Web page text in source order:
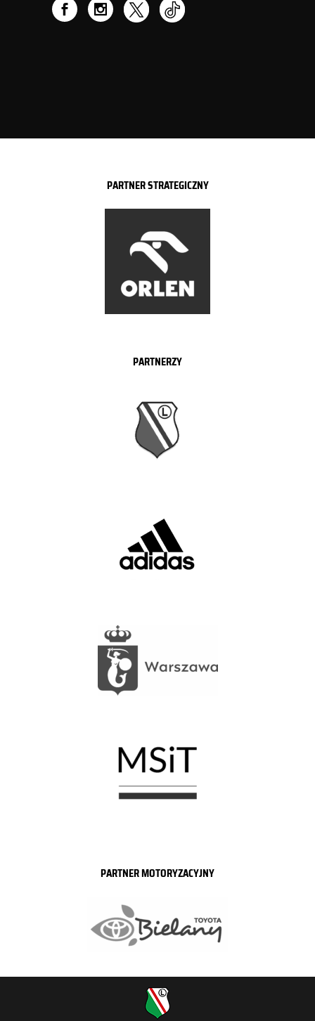
PARTNER STRATEGICZNY
PARTNERZY
PARTNER MOTORYZACYJNY